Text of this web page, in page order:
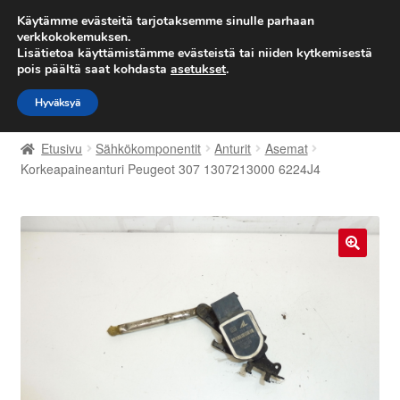
TOIMITUS alkaen 7 EUR
Siirry
navigointiin
Siirry
sisältöön
Etusivu
Kärry
Maailmanlaajuinen toimitus
Etusivu Sähkökomponentit Anturit
Asemat
Korkeapaineanturi Peugeot 307 1307213000 6224J4
Käytämme evästeitä tarjotaksemme sinulle parhaan
verkkokokemuksen.
Lisätietoa käyttämistämme evästeistä tai niiden kytkemisestä
pois päältä saat kohdasta asetukset.
Hyväksyä